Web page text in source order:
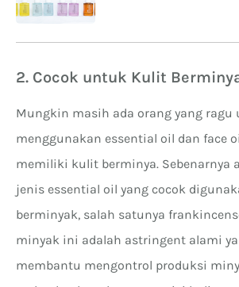
2. Cocok untuk Kulit
Mungkin masih ada orang yang ragu
menggunakan essential oil dan face
memiliki kulit berminya. Sebenarnya
jenis essential oil yang cocok
berminyak, salah satunya
minyak ini adalah astringent alami
membantu mengontrol produksi